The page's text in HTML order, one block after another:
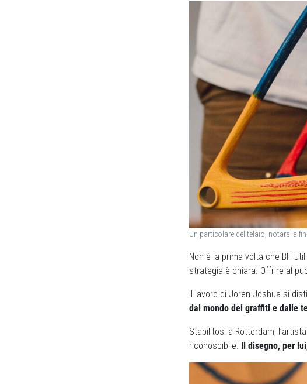
Un particolare del telaio, notare la
Non è la prima volta che BH
strategia è chiara. Offrire al
Il lavoro di Joren Joshua si
dal mondo dei graffiti e dalle
Stabilitosi a Rotterdam,
riconoscibile. Il disegno, per